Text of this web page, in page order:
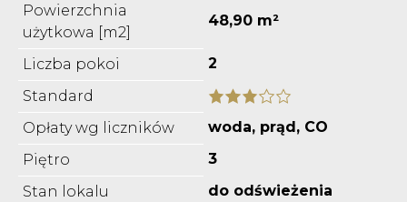
Powierzchnia
użytkowa [m2]
48,90 m²
Liczba pokoi
2
Standard
Opłaty wg liczników
woda, prąd, CO
Piętro
3
Stan lokalu
do odświeżenia